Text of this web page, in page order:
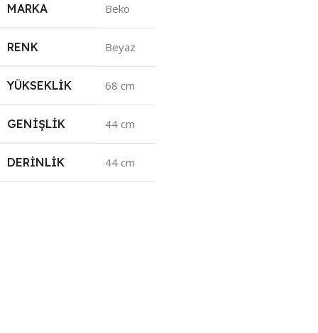
MARKA
Beko
RENK Beyaz
YÜKSEKLIK 68 cm
GENIŞLIK 44 cm
DERINLIK 44 cm